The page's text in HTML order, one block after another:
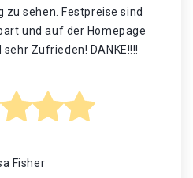
sehen. Festpreise sind
und auf der Homepage
Zufrieden! DANKE!!!!
Fisher